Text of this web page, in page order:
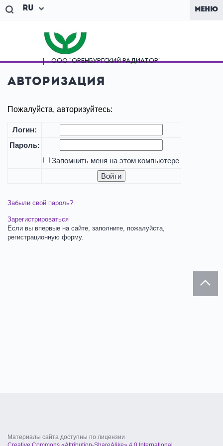
Ru МЕНЮ
ООО "ОРЕНБУРГСКИЙРАДИАТОР"
Авторизация
Пожалуйста, авторизуйтесь:
Логин:
Пароль:
Запомнить меня на этом компьютере
Забыли свой пароль?
Зарегистрироваться
Если вы впервые на сайте, заполните, пожалуйста,
регистрационную форму.
Материалы сайта доступны по лицензии